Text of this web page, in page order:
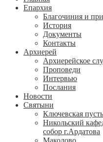
Епархия
Благочиния и
История
Документы
Контакты
Архиерей
Архиерейское
Проповеди
Интервью
Послания
Новости
Святыни
Ключевская
Никольский
собор г.Ардатова
Маколово